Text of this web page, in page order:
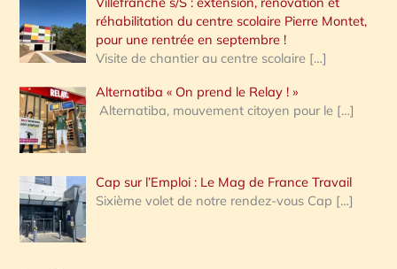
réhabilitation du centre scolaire Pierre Montet,
pour une rentrée en septembre !
Visite de chantier au centre scolaire […]
Alternatiba « On prend le Relay ! »
Alternatiba, mouvement citoyen pour le […]
Cap sur l’Emploi : Le Mag de France Travail
Sixième volet de notre rendez-vous Cap […]